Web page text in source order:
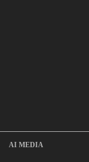
AI MEDIA